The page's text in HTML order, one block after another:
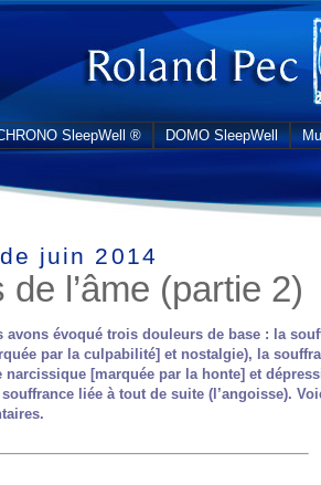
SleepWell ® DOMO SleepWell
juin 2014
de l’âme (partie 2)
avons évoqué trois douleurs de base : la
par la culpabilité] et nostalgie), la
narcissique [marquée par la honte] et
souffrance liée à tout de suite (l’angoisse).